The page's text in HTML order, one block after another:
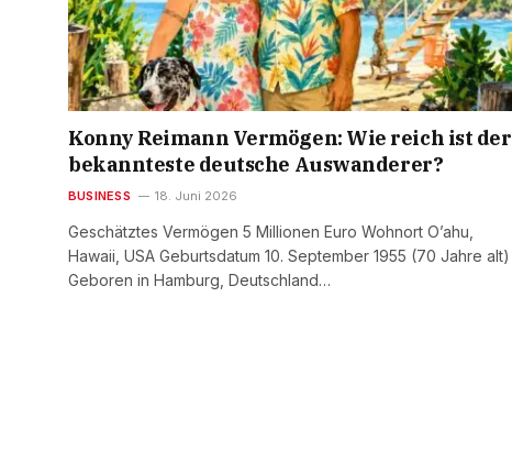
Konny Reimann Vermögen: Wie reich ist der
bekannteste deutsche Auswanderer?
BUSINESS 18. Juni 2026
Geschätztes Vermögen 5 Millionen Euro Wohnort O’ahu,
Hawaii, USA Geburtsdatum 10. September 1955 (70 Jahre alt)
Geboren in Hamburg, Deutschland…